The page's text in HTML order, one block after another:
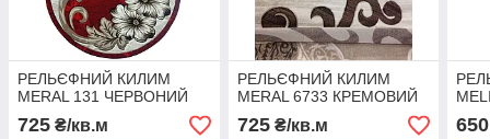
РЕЛЬЄФНИЙ КИЛИМ
MERAL 131 ЧЕРВОНИЙ
725 ₴/кв.м
РЕЛЬЄФНИЙ КИЛИМ
MERAL 6733 КРЕМОВИЙ
725₴/кв.м 650